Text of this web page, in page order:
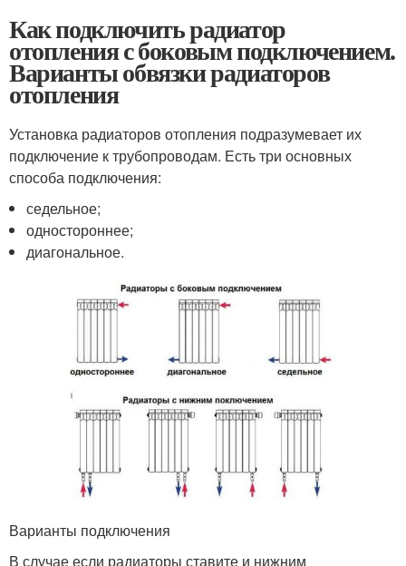
Как подключить радиатор
отопления с боковым подключением.
Варианты обвязки радиаторов
отопления
Установка радиаторов отопления подразумевает их
подключение к трубопроводам. Есть три основных
способа подключения:
седельное;
одностороннее;
диагональное.
Варианты подключения
В случае если радиаторы ставите и нижним